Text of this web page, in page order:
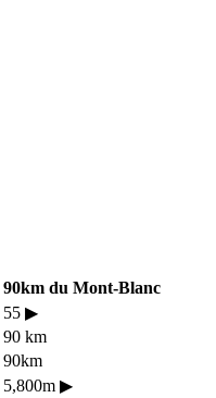
90km du Mont-Blanc
55 ▶
90 km
90km
5,800m ▶